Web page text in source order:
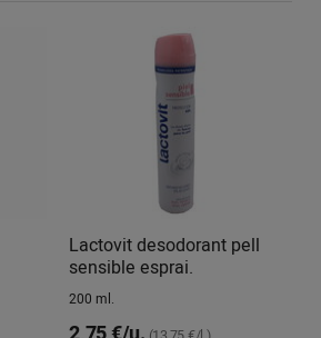
Lactovit desodorant pell
sensible esprai.
200 ml.